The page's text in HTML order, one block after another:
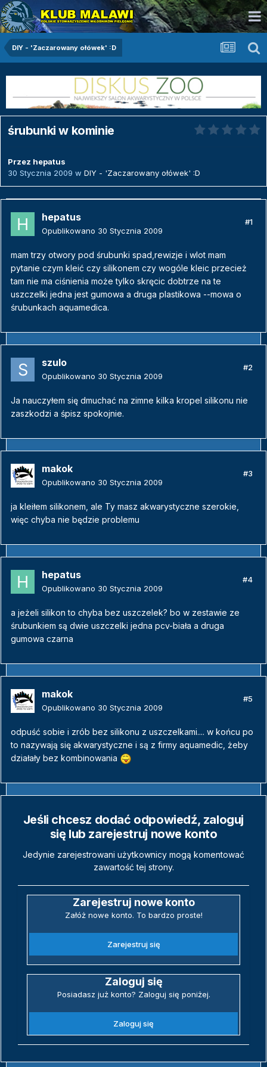
DIY - 'Zaczarowany ołówek' :D
śrubunki w kominie
Przez hepatus
30 Stycznia 2009 w DIY - 'Zaczarowany ołówek' :D
hepatus
Opublikowano 30 Stycznia 2009
#1
mam trzy otwory pod śrubunki spad,rewizje i wlot mam
pytanie czym kleić czy silikonem czy wogóle kleic przecież
tam nie ma ciśnienia może tylko skręcic dobtrze na te
uszczelki jedna jest gumowa a druga plastikowa --mowa o
śrubunkach aquamedica.
szulo
Opublikowano 30 Stycznia 2009
#2
Ja nauczyłem się dmuchać na zimne kilka kropel silikonu nie
zaszkodzi a śpisz spokojnie.
makok
Opublikowano 30 Stycznia 2009
#3
ja kleiłem silikonem, ale Ty masz akwarystyczne szerokie,
więc chyba nie będzie problemu
hepatus
Opublikowano 30 Stycznia 2009
#4
a jeżeli silikon to chyba bez uszczelek? bo w zestawie ze
śrubunkiem są dwie uszczelki jedna pcv-biała a druga
gumowa czarna
makok
Opublikowano 30 Stycznia 2009
#5
odpuść sobie i zrób bez silikonu z uszczelkami.... w końcu po
to nazywają się akwarystyczne i są z firmy aquamedic, żeby
działały bez kombinowania
Jeśli chcesz dodać odpowiedź, zaloguj
się lub zarejestruj nowe konto
Jedynie zarejestrowani użytkownicy mogą komentować
zawartość tej strony.
Zarejestruj nowe konto
Załóż nowe konto. To bardzo proste!
Zarejestruj się
Zaloguj się
Posiadasz już konto? Zaloguj się poniżej.
Zaloguj się